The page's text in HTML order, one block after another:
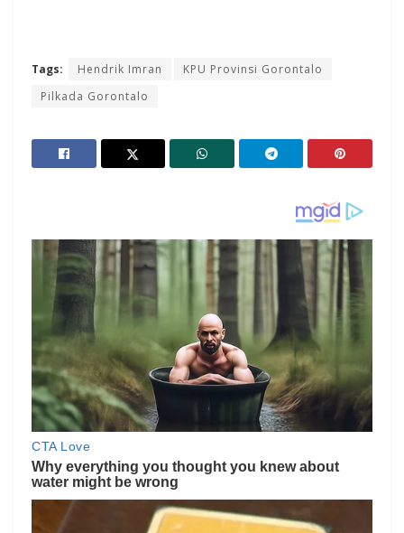
Tags: Hendrik Imran
KPU Provinsi Gorontalo
Pilkada Gorontalo